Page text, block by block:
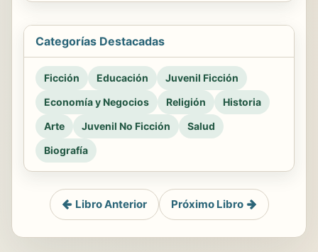
Categorías Destacadas
Ficción Educación
Juvenil Ficción
Economía y Negocios
Religión
Historia
Arte
Juvenil No Ficción
Salud
Biografía
Libro Anterior Próximo Libro